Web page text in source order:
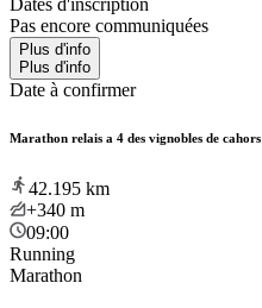
Pas encore communiquées
Plus d'info
Plus d'info
Date à confirmer
Marathon relais a 4 des vignobles de cahors
42.195 km
+340 m
09:00
Running
Marathon